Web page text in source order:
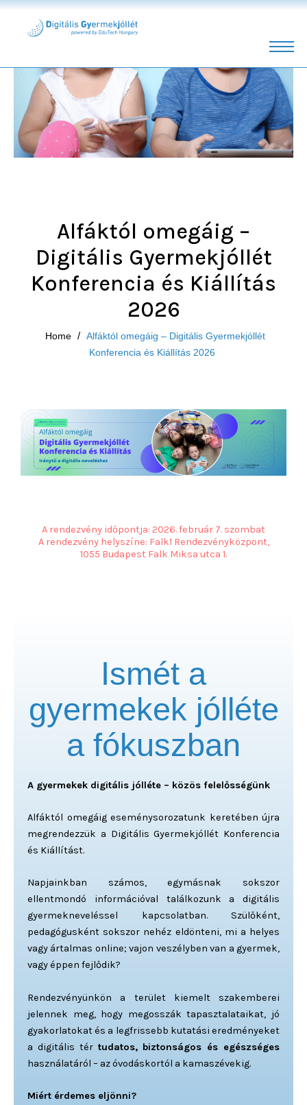
Skip
content
Alfáktól omegáig –
Digitális Gyermekjóllét
Konferencia és Kiállítás
2026
Home / Alfáktól omegáig – Digitális Gyermekjóllét
Konferencia és Kiállítás 2026
A rendezvény időpontja: 2026. február 7. szombat
A rendezvény helyszíne: Falk1 Rendezvényközpont,
1055 Budapest Falk Miksa utca 1.
Ismét a
gyermekek jólléte
a fókuszban
A gyermekek digitális jólléte – közös felelősségünk
Alfáktól omegáig eseménysorozatunk keretében újra
megrendezzük a Digitális Gyermekjóllét Konferencia
és Kiállítást.
Napjainkban számos, egymásnak sokszor
ellentmondó információval találkozunk a digitális
gyermekneveléssel kapcsolatban. Szülőként,
pedagógusként sokszor nehéz eldönteni, mi a helyes
vagy ártalmas online; vajon veszélyben van a gyermek,
vagy éppen fejlődik?
Rendezvényünkön a terület kiemelt szakemberei
jelennek meg, hogy megosszák tapasztalataikat, jó
gyakorlatokat és a legfrissebb kutatási eredményeket
a digitális tér tudatos, biztonságos és egészséges
használatáról – az óvodáskortól a kamaszévekig.
Miért érdemes eljönni?